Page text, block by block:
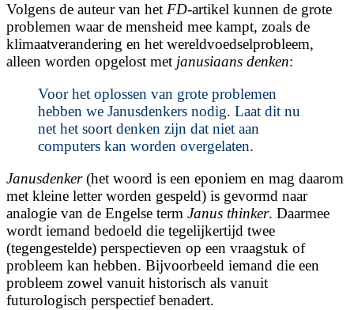
Volgens de auteur van het FD-artikel kunnen de grote
problemen waar de mensheid mee kampt, zoals de
klimaatverandering en het wereldvoedselprobleem,
alleen worden opgelost met janusiaans denken:
Voor het oplossen van grote problemen
hebben we Janusdenkers nodig. Laat dit nu
net het soort denken zijn dat niet aan
computers kan worden overgelaten.
Janusdenker(het woord is een eponiem en mag daarom
met kleine letter worden gespeld) is gevormd naar
analogie van de Engelse term Janus thinker. Daarmee
wordt iemand bedoeld die tegelijkertijd twee
(tegengestelde) perspectieven op een vraagstuk of
probleem kan hebben. Bijvoorbeeld iemand die een
probleem zowel vanuit historisch als vanuit
futurologisch perspectief benadert.